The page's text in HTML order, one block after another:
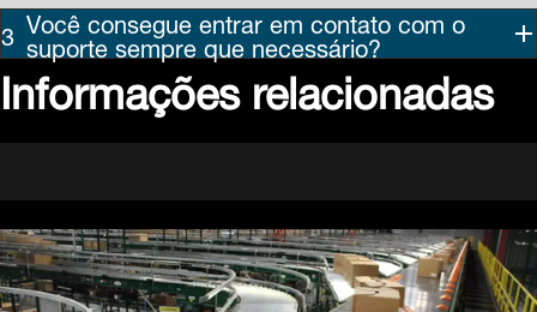
Você consegue entrar em contato com o
suporte sempre que necessário?
Informações relacionadas